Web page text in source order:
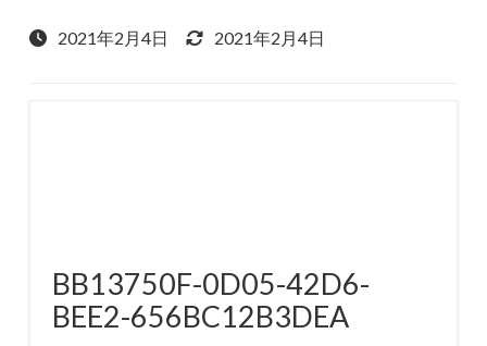
2021年2月4日 2021年2月4日
BB13750F-0D05-42D6-
BEE2-656BC12B3DEA